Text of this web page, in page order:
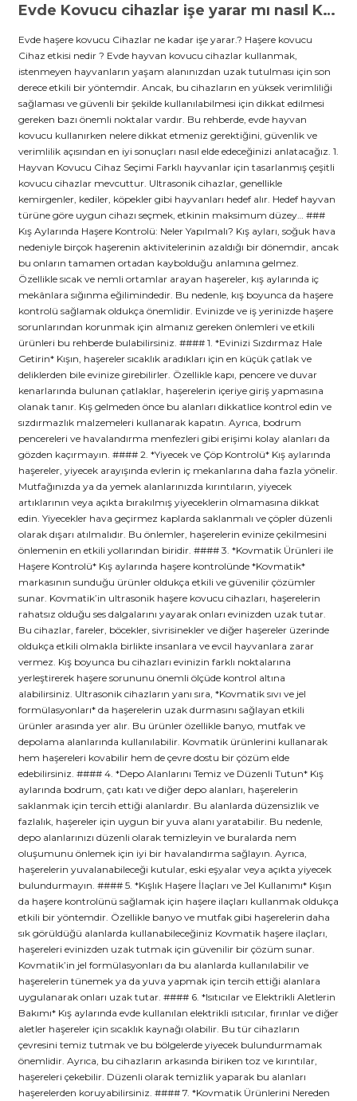
Evde Kovucu cihazlar işe yarar mı nasıl Kullanılır
Evde haşere kovucu Cihazlar ne kadar işe yarar.? Haşere kovucu
Cihaz etkisi nedir ? Evde hayvan kovucu cihazlar kullanmak,
istenmeyen hayvanların yaşam alanınızdan uzak tutulması için son
derece etkili bir yöntemdir. Ancak, bu cihazların en yüksek verimliliği
sağlaması ve güvenli bir şekilde kullanılabilmesi için dikkat edilmesi
gereken bazı önemli noktalar vardır. Bu rehberde, evde hayvan
kovucu kullanırken nelere dikkat etmeniz gerektiğini, güvenlik ve
verimlilik açısından en iyi sonuçları nasıl elde edeceğinizi anlatacağız. 1.
Hayvan Kovucu Cihaz Seçimi Farklı hayvanlar için tasarlanmış çeşitli
kovucu cihazlar mevcuttur. Ultrasonik cihazlar, genellikle
kemirgenler, kediler, köpekler gibi hayvanları hedef alır. Hedef hayvan
türüne göre uygun cihazı seçmek, etkinin maksimum düzey… ###
Kış Aylarında Haşere Kontrolü: Neler Yapılmalı? Kış ayları, soğuk hava
nedeniyle birçok haşerenin aktivitelerinin azaldığı bir dönemdir, ancak
bu onların tamamen ortadan kaybolduğu anlamına gelmez.
Özellikle sıcak ve nemli ortamlar arayan haşereler, kış aylarında iç
mekânlara sığınma eğilimindedir. Bu nedenle, kış boyunca da haşere
kontrolü sağlamak oldukça önemlidir. Evinizde ve iş yerinizde haşere
sorunlarından korunmak için almanız gereken önlemleri ve etkili
ürünleri bu rehberde bulabilirsiniz. #### 1. *Evinizi Sızdırmaz Hale
Getirin* Kışın, haşereler sıcaklık aradıkları için en küçük çatlak ve
deliklerden bile evinize girebilirler. Özellikle kapı, pencere ve duvar
kenarlarında bulunan çatlaklar, haşerelerin içeriye giriş yapmasına
olanak tanır. Kış gelmeden önce bu alanları dikkatlice kontrol edin ve
sızdırmazlık malzemeleri kullanarak kapatın. Ayrıca, bodrum
pencereleri ve havalandırma menfezleri gibi erişimi kolay alanları da
gözden kaçırmayın. #### 2. *Yiyecek ve Çöp Kontrolü* Kış aylarında
haşereler, yiyecek arayışında evlerin iç mekanlarına daha fazla yönelir.
Mutfağınızda ya da yemek alanlarınızda kırıntıların, yiyecek
artıklarının veya açıkta bırakılmış yiyeceklerin olmamasına dikkat
edin. Yiyecekler hava geçirmez kaplarda saklanmalı ve çöpler düzenli
olarak dışarı atılmalıdır. Bu önlemler, haşerelerin evinize çekilmesini
önlemenin en etkili yollarından biridir. #### 3. *Kovmatik Ürünleri ile
Haşere Kontrolü* Kış aylarında haşere kontrolünde *Kovmatik*
markasının sunduğu ürünler oldukça etkili ve güvenilir çözümler
sunar. Kovmatik’in ultrasonik haşere kovucu cihazları, haşerelerin
rahatsız olduğu ses dalgalarını yayarak onları evinizden uzak tutar.
Bu cihazlar, fareler, böcekler, sivrisinekler ve diğer haşereler üzerinde
oldukça etkili olmakla birlikte insanlara ve evcil hayvanlara zarar
vermez. Kış boyunca bu cihazları evinizin farklı noktalarına
yerleştirerek haşere sorununu önemli ölçüde kontrol altına
alabilirsiniz. Ultrasonik cihazların yanı sıra, *Kovmatik sıvı ve jel
formülasyonları* da haşerelerin uzak durmasını sağlayan etkili
ürünler arasında yer alır. Bu ürünler özellikle banyo, mutfak ve
depolama alanlarında kullanılabilir. Kovmatik ürünlerini kullanarak
hem haşereleri kovabilir hem de çevre dostu bir çözüm elde
edebilirsiniz. #### 4. *Depo Alanlarını Temiz ve Düzenli Tutun* Kış
aylarında bodrum, çatı katı ve diğer depo alanları, haşerelerin
saklanmak için tercih ettiği alanlardır. Bu alanlarda düzensizlik ve
fazlalık, haşereler için uygun bir yuva alanı yaratabilir. Bu nedenle,
depo alanlarınızı düzenli olarak temizleyin ve buralarda nem
oluşumunu önlemek için iyi bir havalandırma sağlayın. Ayrıca,
haşerelerin yuvalanabileceği kutular, eski eşyalar veya açıkta yiyecek
bulundurmayın. #### 5. *Kışlık Haşere İlaçları ve Jel Kullanımı* Kışın
da haşere kontrolünü sağlamak için haşere ilaçları kullanmak oldukça
etkili bir yöntemdir. Özellikle banyo ve mutfak gibi haşerelerin daha
sık görüldüğü alanlarda kullanabileceğiniz Kovmatik haşere ilaçları,
haşereleri evinizden uzak tutmak için güvenilir bir çözüm sunar.
Kovmatik’in jel formülasyonları da bu alanlarda kullanılabilir ve
haşerelerin tünemek ya da yuva yapmak için tercih ettiği alanlara
uygulanarak onları uzak tutar. #### 6. *Isıtıcılar ve Elektrikli Aletlerin
Bakımı* Kış aylarında evde kullanılan elektrikli ısıtıcılar, fırınlar ve diğer
aletler haşereler için sıcaklık kaynağı olabilir. Bu tür cihazların
çevresini temiz tutmak ve bu bölgelerde yiyecek bulundurmamak
önemlidir. Ayrıca, bu cihazların arkasında biriken toz ve kırıntılar,
haşereleri çekebilir. Düzenli olarak temizlik yaparak bu alanları
haşerelerden koruyabilirsiniz. #### 7. *Kovmatik Ürünlerini Nereden